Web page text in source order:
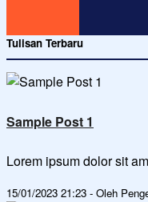
Tulisan Terbaru
Sample Post 1
Lorem ipsum dolor sit
15/01/2023 21:23 - Oleh